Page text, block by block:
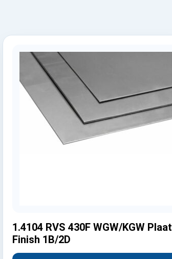
1.4104 RVS 430F WGW/KGW Plaat
Finish 1B/2D